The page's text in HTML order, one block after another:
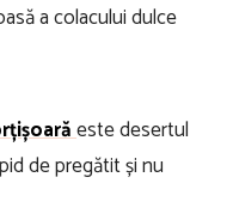
a colacului dulce
este desertul
de pregătit și nu